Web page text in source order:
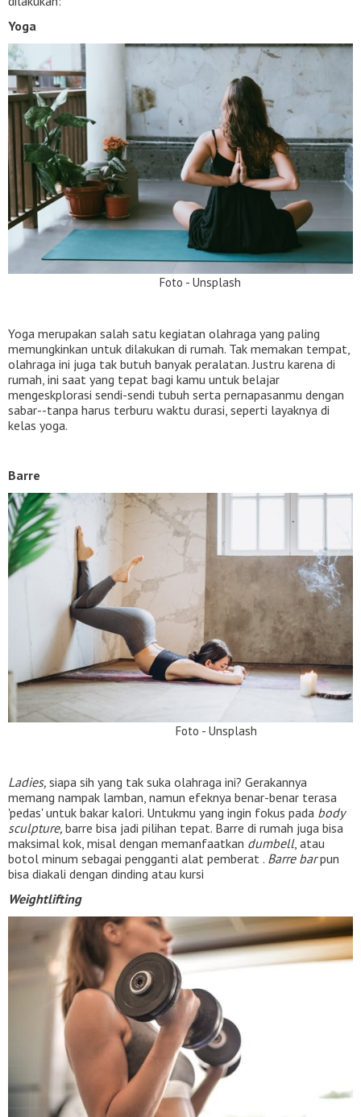
Yoga
Foto - Unsplash
Yoga merupakan salah satu kegiatan olahraga yang paling
memungkinkan untuk dilakukan di rumah. Tak memakan tempat,
olahraga ini juga tak butuh banyak peralatan. Justru karena di
rumah, ini saat yang tepat bagi kamu untuk belajar
mengeskplorasi sendi-sendi tubuh serta pernapasanmu dengan
sabar--tanpa harus terburu waktu durasi, seperti layaknya di
kelas yoga.
Barre
Foto - Unsplash
Ladies, siapa sih yang tak suka olahraga ini? Gerakannya
memang nampak lamban, namun efeknya benar-benar terasa
'pedas' untuk bakar kalori. Untukmu yang ingin fokus pada body
sculpture, barre bisa jadi pilihan tepat. Barre di rumah juga bisa
maksimal kok, misal dengan memanfaatkan dumbell, atau
botol minum sebagai pengganti alat pemberat . Barre barpun
bisa diakali dengan dinding atau kursi
Weightlifting